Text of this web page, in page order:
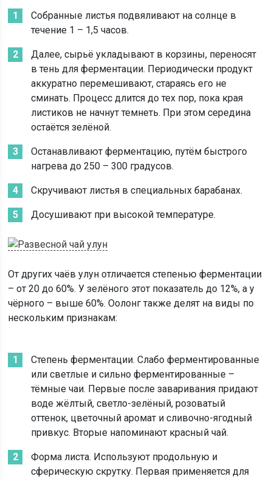
Собранные листья подвяливают на солнце в
течение 1 – 1,5 часов.
Далее, сырьё укладывают в корзины, переносят
в тень для ферментации. Периодически продукт
аккуратно перемешивают, стараясь его не
сминать. Процесс длится до тех пор, пока края
листиков не начнут темнеть. При этом середина
остаётся зелёной.
Останавливают ферментацию, путём быстрого
нагрева до 250 – 300 градусов.
Скручивают листья в специальных барабанах.
Досушивают при высокой температуре.
От других чаёв улун отличается степенью ферментации
– от 20 до 60%. У зелёного этот показатель до 12%, а у
чёрного – выше 60%. Оолонг также делят на виды по
нескольким признакам:
Степень ферментации. Слабо ферментированные
или светлые и сильно ферментированные –
тёмные чаи. Первые после заваривания придают
воде жёлтый, светло-зелёный, розоватый
оттенок, цветочный аромат и сливочно-ягодный
привкус. Вторые напоминают красный чай.
Форма листа. Используют продольную и
сферическую скрутку. Первая применяется для